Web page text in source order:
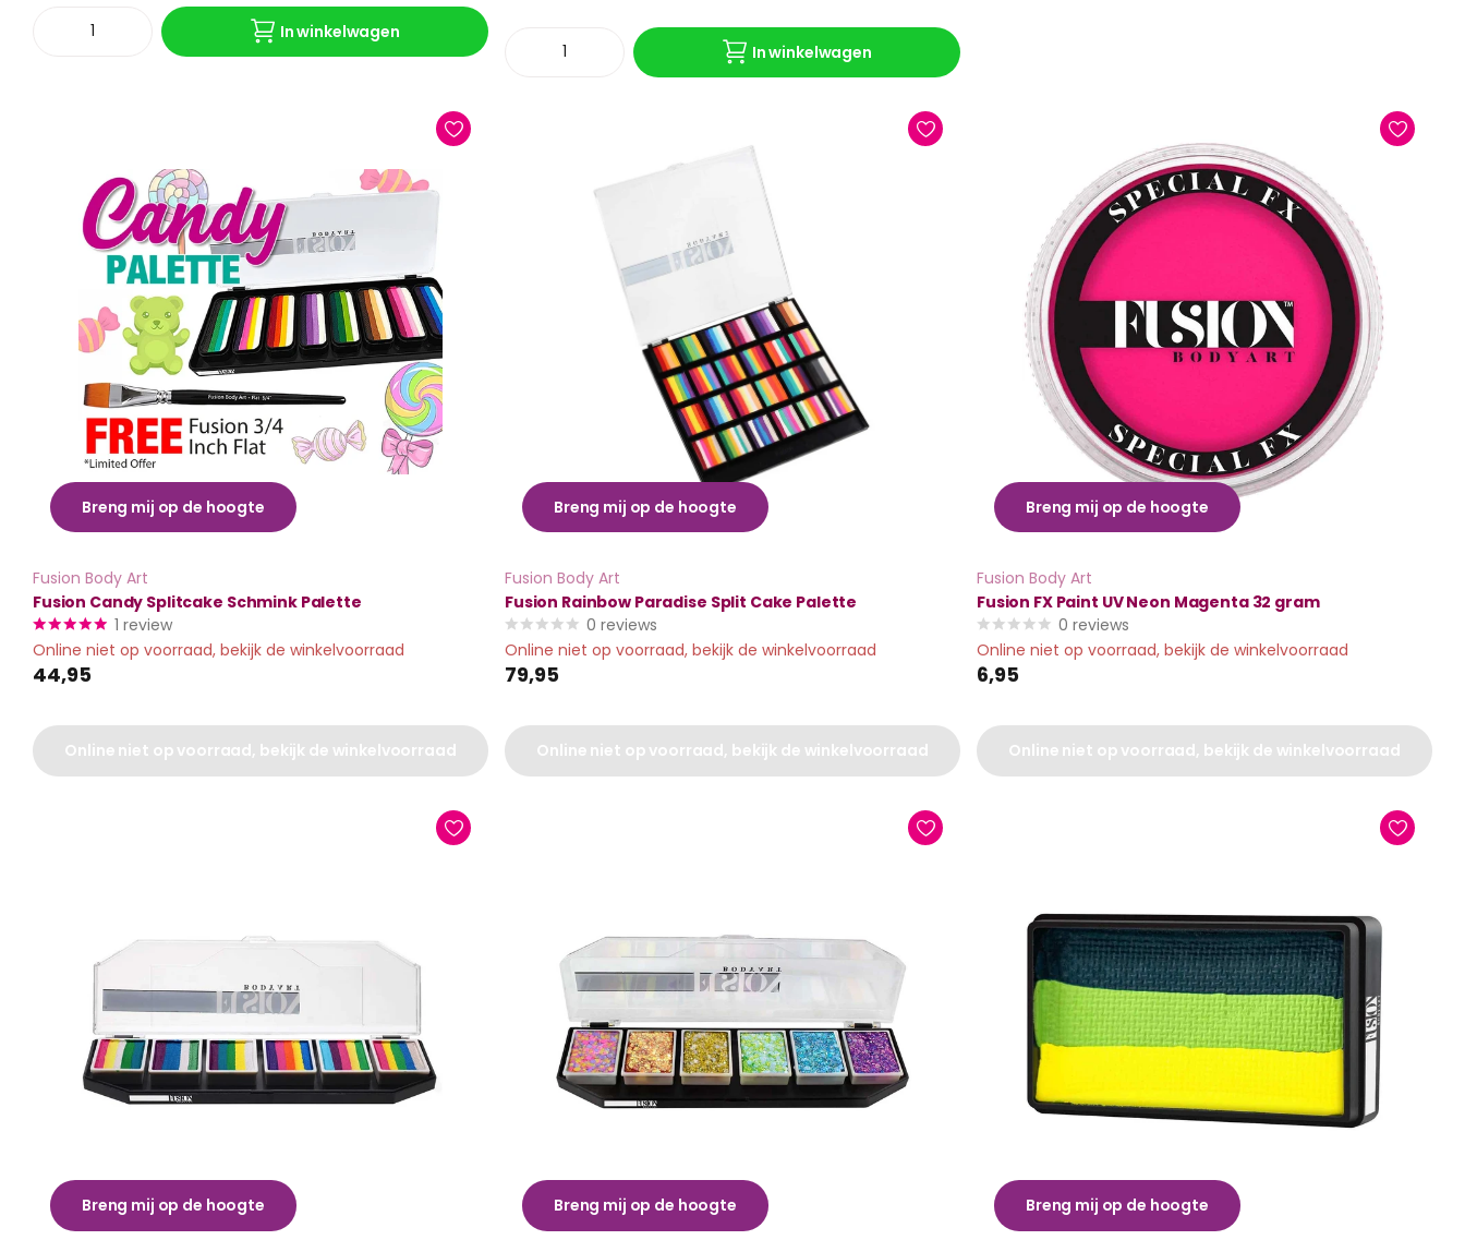
In winkelwagen
In winkelwagen
Breng mij op de hoogte
Fusion Body Art
Fusion Candy Splitcake Schmink Palette
1 review
Online niet op voorraad, bekijk de winkelvoorraad
44,95
Online niet op voorraad, bekijk de winkelvoorraad
Breng mij op de hoogte
Fusion Body Art
Fusion Rainbow Paradise Split Cake Palette
0 reviews
Online niet op voorraad, bekijk de winkelvoorraad
79,95
Online niet op voorraad, bekijk de winkelvoorraad
Breng mij op de hoogte
Fusion Body Art
Fusion FX Paint UV Neon Magenta 32 gram
0 reviews
Online niet op voorraad, bekijk de winkelvoorraad
6,95
Online niet op voorraad, bekijk de winkelvoorraad
Breng mij op de hoogte Breng mij op de hoogte Breng mij op de hoogte